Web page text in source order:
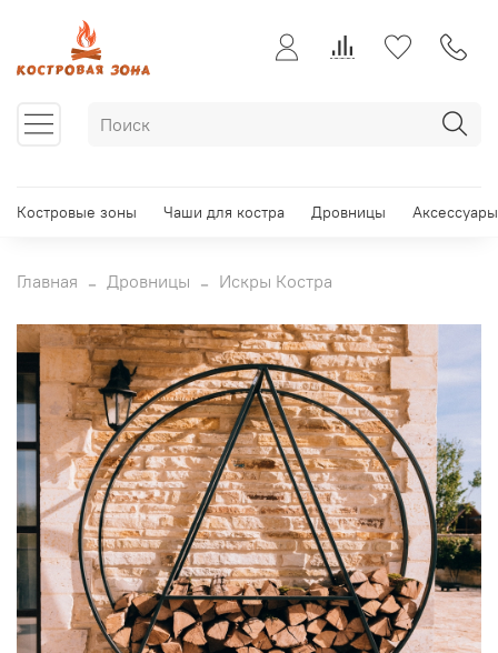
Костровые зоны Чаши для костра Дровницы Аксессуары
Главная Дровницы Искры Костра